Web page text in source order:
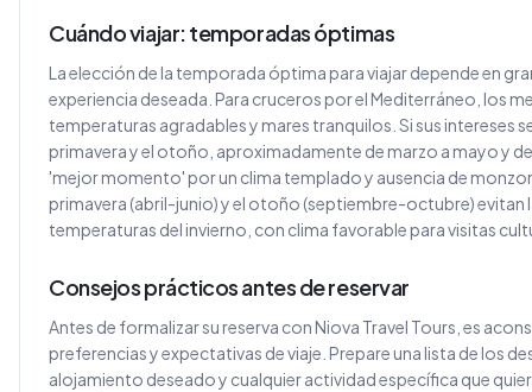
Cuándo viajar: temporadas óptimas
La elección de la temporada óptima para viajar depende en
experiencia deseada. Para cruceros por el Mediterráneo, los
temperaturas agradables y mares tranquilos. Si sus intereses
primavera y el otoño, aproximadamente de marzo a mayo y
'mejor momento' por un clima templado y ausencia de
primavera (abril-junio) y el otoño (septiembre-octubre) evitan
temperaturas del invierno, con clima favorable para visitas
Consejos prácticos antes de reservar
Antes de formalizar su reserva con Niova Travel Tours, es
preferencias y expectativas de viaje. Prepare una lista de los
alojamiento deseado y cualquier actividad específica que